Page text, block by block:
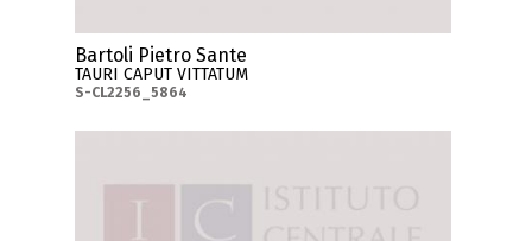
Bartoli Pietro Sante
TAURI CAPUT VITTATUM
S-CL2256_5864